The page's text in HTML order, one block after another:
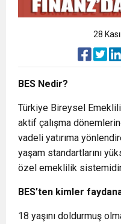
28
BES Nedir?
Türkiye Bireysel
aktif çalışma
vadeli yatırıma
yaşam standartlarını
özel emeklilik
BES’ten kimler
18 yaşını doldurmuş